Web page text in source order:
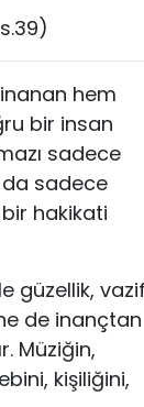
hem
bir insan
sadece
da sadece
hakikati
güzellik,
de inançtan
Müziğin,
kişiliğini,